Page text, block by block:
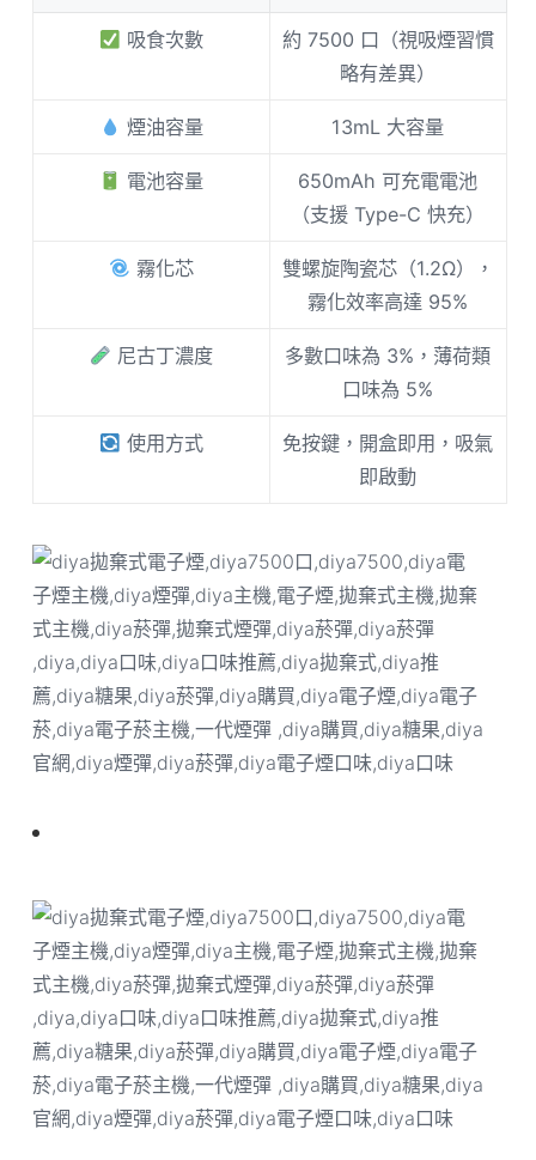
吸食次數
約 7500 口（視吸煙習慣
略有差異）
煙油容量 13mL 大容量
電池容量
650mAh 可充電電池
（支援 Type-C 快充）
霧化芯
雙螺旋陶瓷芯（1.2Ω），
霧化效率高達 95%
尼古丁濃度
多數口味為 3%，薄荷類
口味為 5%
使用方式
免按鍵，開盒即用，吸氣
即啟動